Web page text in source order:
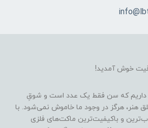
خوش آمدید!
داریم که سن فقط یک عدد است و شوقِ
هنر، هرگز در وجود ما خاموش نمی‌شود. با
و باکیفیت‌ترین ماکت‌های فلزی